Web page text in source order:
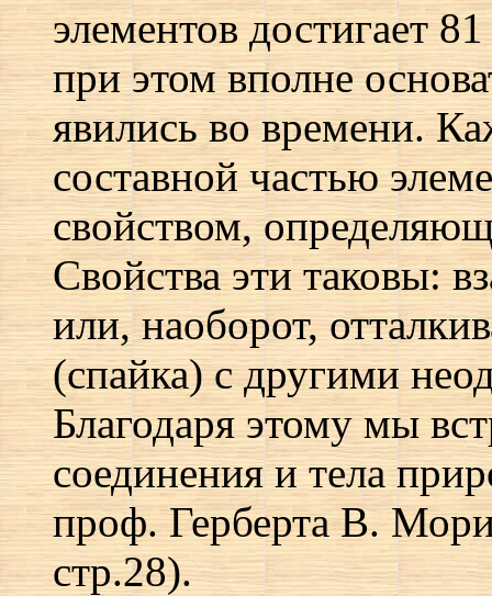
элементов достигает
при этом вполне
явились во времени.
составной частью
свойством,
Свойства эти таковы:
или, наоборот,
(спайка) с другими
Благодаря этому мы
соединения и тела
проф. Герберта В.
стр.28).